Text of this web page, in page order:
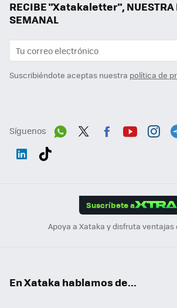
RECIBE "Xatakaletter", NUESTRA
SEMANAL
Suscribiéndote aceptas nuestra política de
Síguenos
Suscríbete a
Apoya a Xataka y disfruta
En Xataka hablamos de...